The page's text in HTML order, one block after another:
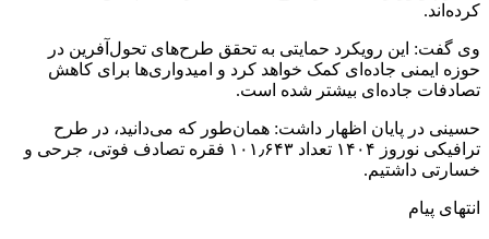
کرده‌اند.
وی گفت: این رویکرد حمایتی به تحقق طرح‌های تحول‌آفرین در
حوزه ایمنی جاده‌ای کمک خواهد کرد و امیدواری‌ها برای کاهش
تصادفات جاده‌ای بیشتر شده است.
حسینی در پایان اظهار داشت: همان‌طور که می‌دانید، در طرح
ترافیکی نوروز ۱۴۰۴ تعداد ۱۰۱٫۶۴۳ فقره تصادف فوتی، جرحی و
خسارتی داشتیم.
انتهای پیام